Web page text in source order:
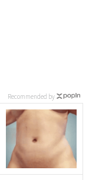
Recommended by